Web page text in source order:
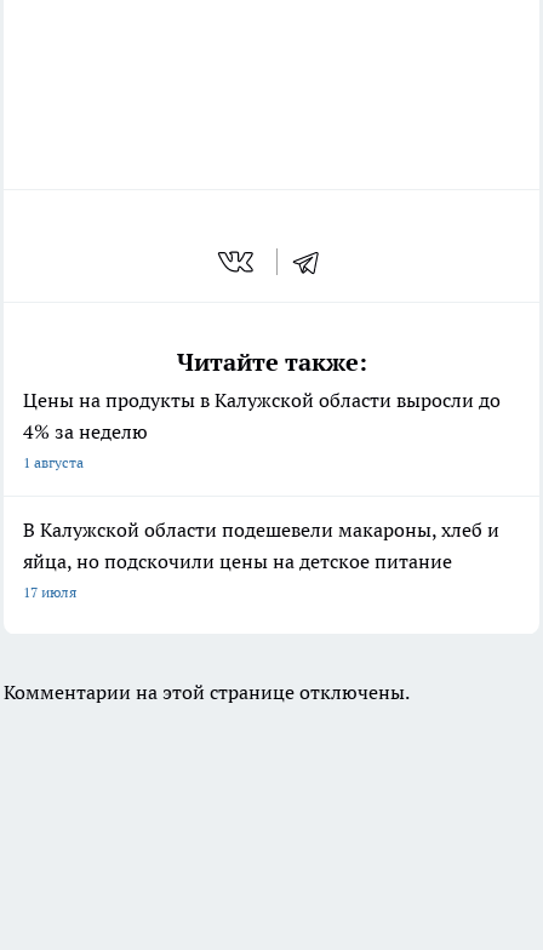
Читайте также:
Цены на продукты в Калужской области выросли до
4% за неделю
1 августа
В Калужской области подешевели макароны, хлеб и
яйца, но подскочили цены на детское питание
17 июля
Комментарии на этой странице отключены.